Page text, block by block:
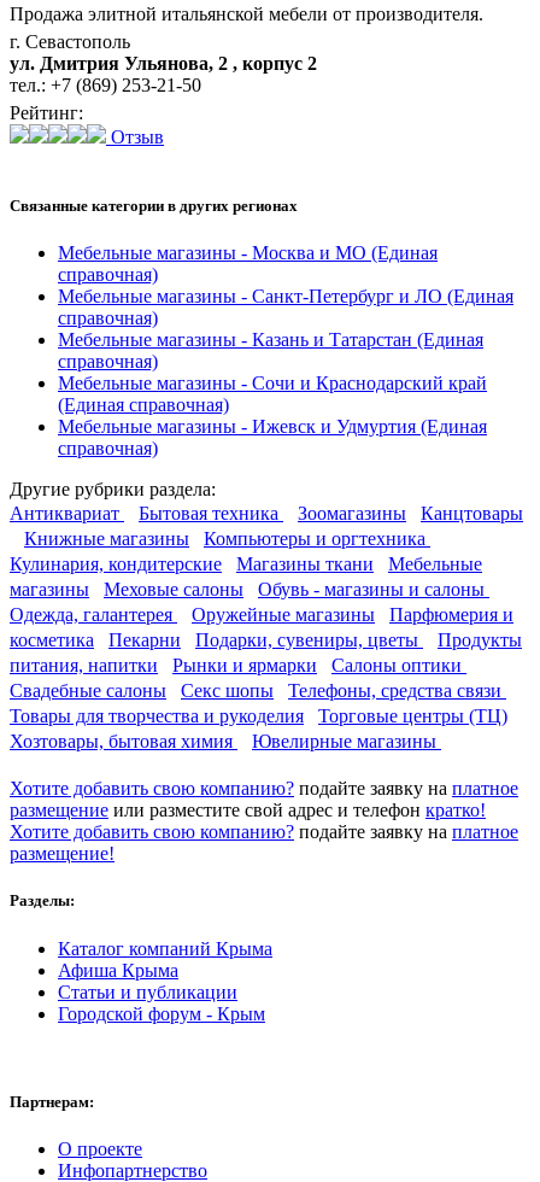
Продажа элитной итальянской мебели от производителя.
г. Севастополь
ул. Дмитрия Ульянова, 2 , корпус 2
тел.: +7 (869) 253-21-50
Рейтинг:
Отзыв
Связанные категории в других регионах
Мебельные магазины - Москва и МО (Единая
справочная)
Мебельные магазины - Санкт-Петербург и ЛО (Единая
справочная)
Мебельные магазины - Казань и Татарстан (Единая
справочная)
Мебельные магазины - Сочи и Краснодарский край
(Единая справочная)
Мебельные магазины - Ижевск и Удмуртия (Единая
справочная)
Другие рубрики раздела:
Антиквариат
Бытовая техника Зоомагазины
Канцтовары
Книжные магазины
Компьютеры и оргтехника
Кулинария, кондитерские
Магазины ткани
Мебельные
магазины
Меховые салоны
Обувь - магазины и салоны
Одежда, галантерея
Оружейные магазины
Парфюмерия и
косметика
Пекарни Подарки, сувениры, цветы
Продукты
питания, напитки
Рынки и ярмарки
Салоны оптики
Свадебные салоны
Секс шопы
Телефоны, средства связи
Товары для творчества и рукоделия
Торговые центры (ТЦ)
Хозтовары, бытовая химия
Ювелирные магазины
Хотите добавить свою компанию? подайте заявку на платное
размещение или разместите свой адрес и телефон кратко!
Хотите добавить свою компанию? подайте заявку на платное
размещение!
Разделы:
Каталог компаний Крыма
Афиша Крыма
Статьи и публикации
Городской форум - Крым
Партнерам:
О проекте
Инфопартнерство